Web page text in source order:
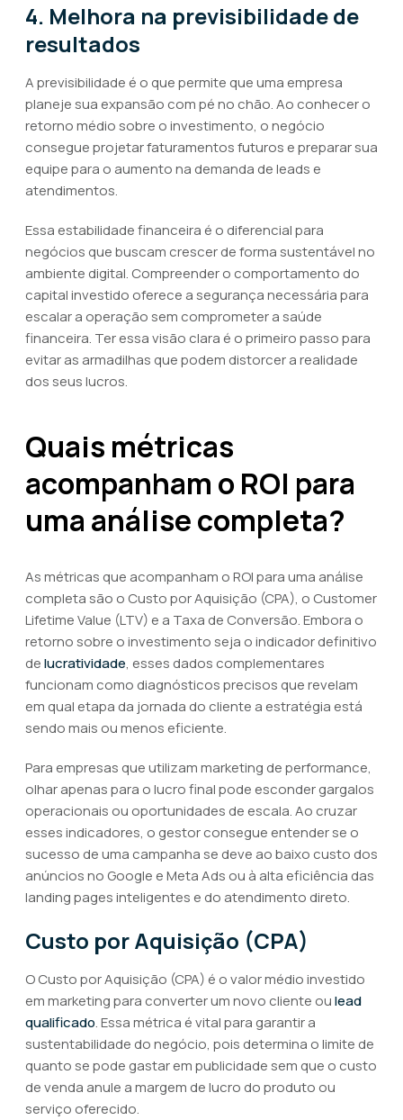
4. Melhora na previsibilidade de
resultados
A previsibilidade é o que permite que uma empresa
planeje sua expansão com pé no chão. Ao conhecer o
retorno médio sobre o investimento, o negócio
consegue projetar faturamentos futuros e preparar sua
equipe para o aumento na demanda de leads e
atendimentos.
Essa estabilidade financeira é o diferencial para
negócios que buscam crescer de forma sustentável no
ambiente digital. Compreender o comportamento do
capital investido oferece a segurança necessária para
escalar a operação sem comprometer a saúde
financeira. Ter essa visão clara é o primeiro passo para
evitar as armadilhas que podem distorcer a realidade
dos seus lucros.
Quais métricas
acompanham o ROI para
uma análise completa?
As métricas que acompanham o ROI para uma análise
completa são o Custo por Aquisição (CPA), o Customer
Lifetime Value (LTV) e a Taxa de Conversão. Embora o
retorno sobre o investimento seja o indicador definitivo
delucratividade, esses dados complementares
funcionam como diagnósticos precisos que revelam
em qual etapa da jornada do cliente a estratégia está
sendo mais ou menos eficiente.
Para empresas que utilizam marketing de performance,
olhar apenas para o lucro final pode esconder gargalos
operacionais ou oportunidades de escala. Ao cruzar
esses indicadores, o gestor consegue entender se o
sucesso de uma campanha se deve ao baixo custo dos
anúncios no Google e Meta Ads ou à alta eficiência das
landing pages inteligentes e do atendimento direto.
Custo por Aquisição (CPA)
O Custo por Aquisição (CPA) é o valor médio investido
em marketing para converter um novo cliente oulead
qualificado. Essa métrica é vital para garantir a
sustentabilidade do negócio, pois determina o limite de
quanto se pode gastar em publicidade sem que o custo
de venda anule a margem de lucro do produto ou
serviço oferecido.